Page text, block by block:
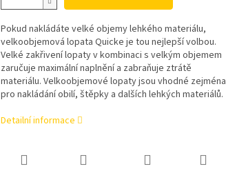
Pokud nakládáte velké objemy lehkého materiálu,
velkoobjemová lopata Quicke je tou nejlepší volbou.
Velké zakřivení lopaty v kombinaci s velkým objemem
zaručuje maximální naplnění a zabraňuje ztrátě
materiálu. Velkoobjemové lopaty jsou vhodné zejména
pro nakládání obilí, štěpky a dalších lehkých materiálů.
Detailní informace